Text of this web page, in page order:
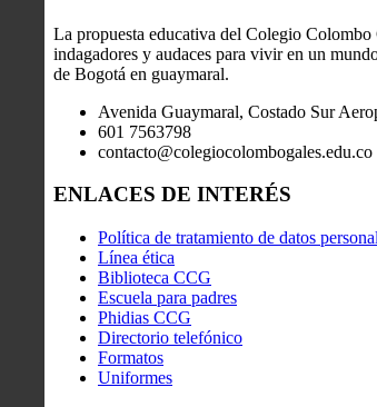
La propuesta educativa del Colegio Colombo
indagadores y audaces para vivir en un
de Bogotá en guaymaral.
Avenida Guaymaral, Costado Sur
601 7563798
contacto@colegiocolombogales.edu.co
ENLACES DE INTERÉS
Política de tratamiento de datos
Línea ética
Biblioteca CCG
Escuela para padres
Phidias CCG
Directorio telefónico
Formatos
Uniformes